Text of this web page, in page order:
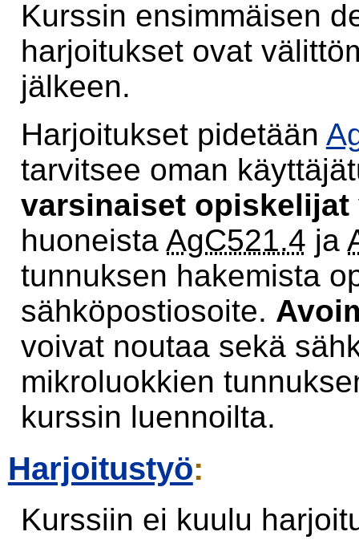
Kurssin ensimmäisen
harjoitukset ovat
jälkeen.
Harjoitukset pidetään
tarvitsee oman
varsinaiset opiskelijat
huoneista AgC521.4 ja
tunnuksen hakemista
sähköpostiosoite.
voivat noutaa sekä
mikroluokkien
kurssin luennoilta.
Harjoitustyö:
Kurssiin ei kuulu